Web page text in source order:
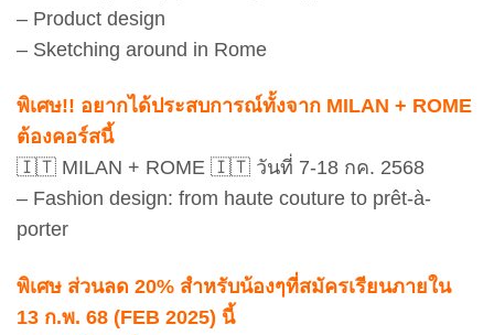
– Product design
– Sketching around in Rome
พิเศษ!! อยากได้ประสบการณ์ทั้งจาก MILAN + ROME
ต้องคอร์สนี้
🇮🇹 MILAN + ROME 🇮🇹 วันที่ 7-18 กค. 2568
– Fashion design: from haute couture to prêt-à-
porter
พิเศษ ส่วนลด 20% สำหรับน้องๆที่สมัครเรียนภายใน
13 ก.พ. 68 (FEB 2025) นี้